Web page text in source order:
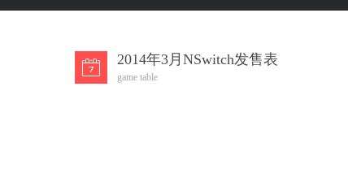
2014年3月NSwitch发售表
game table